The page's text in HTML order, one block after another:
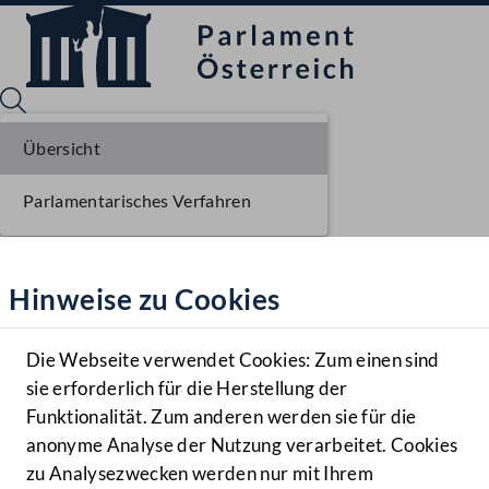
Hilfe
Benutzer
Navigationsmenü öffnen
MENÜ
Hinweise zu Cookies
Die Webseite verwendet Cookies: Zum einen sind
sie erforderlich für die Herstellung der
Funktionalität. Zum anderen werden sie für die
anonyme Analyse der Nutzung verarbeitet. Cookies
zu Analysezwecken werden nur mit Ihrem
Übersicht
Parlamentarisches Verfahren